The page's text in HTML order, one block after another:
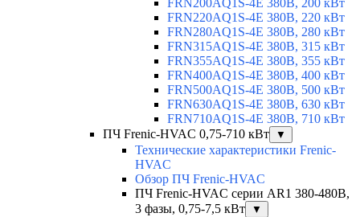
FRN200AQ1S-4E 380В, 200 кВт
FRN220AQ1S-4E 380В, 220 кВт
FRN280AQ1S-4E 380В, 280 кВт
FRN315AQ1S-4E 380В, 315 кВт
FRN355AQ1S-4E 380В, 355 кВт
FRN400AQ1S-4E 380В, 400 кВт
FRN500AQ1S-4E 380В, 500 кВт
FRN630AQ1S-4E 380В, 630 кВт
FRN710AQ1S-4E 380В, 710 кВт
ПЧ Frenic-HVAC 0,75-710 кВт
▼
Технические характеристики Frenic-
HVAC
Обзор ПЧ Frenic-HVAC
ПЧ Frenic-HVAC серии AR1 380-480В,
3 фазы, 0,75-7,5 кВт
▼